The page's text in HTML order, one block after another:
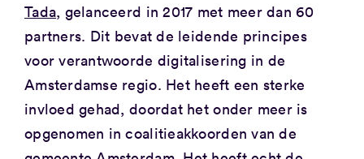
Tada, gelanceerd in 2017 met meer dan 60
partners. Dit bevat de leidende principes
voor verantwoorde digitalisering in de
Amsterdamse regio. Het heeft een sterke
invloed gehad, doordat het onder meer is
opgenomen in coalitieakkoorden van de